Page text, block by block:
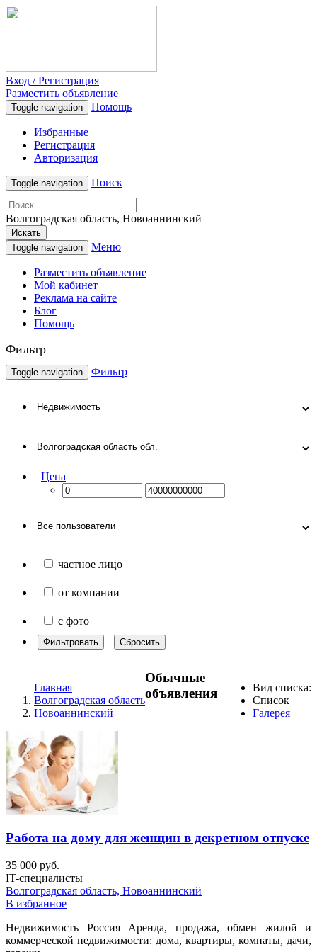
Вход / Регистрация
Разместить объявление
Toggle navigation Помощь
Избранные
Регистрация
Авторизация
Toggle navigation Поиск
Волгоградская область, Новоаннинский
Искать
Toggle navigation
Меню
Разместить объявление
Мой кабинет
Реклама на сайте
Блог
Помощь
Фильтр
Toggle navigation Фильтр
Цена
частное лицо
от компании
с фото
Фильтровать Сбросить
Главная
Волгоградская область
Новоаннинский
Вид списка:
Список
Галерея
Обычные
объявления
Работа на дому для женщин в декретном отпуске
35 000 руб.
IT-специалисты
Волгоградская область, Новоаннинский
В избранное
Недвижимость Россия Аренда, продажа, обмен жилой и
коммерческой недвижимости: дома, квартиры, комнаты, дачи,